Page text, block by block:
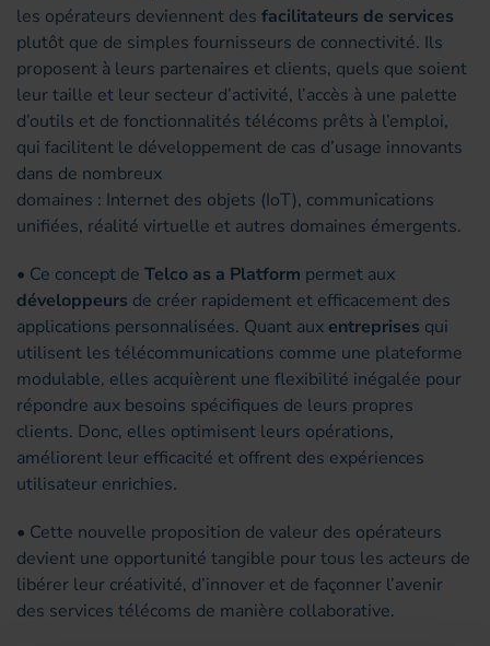
les opérateurs deviennent des facilitateurs de services
plutôt que de simples fournisseurs de connectivité. Ils
proposent à leurs partenaires et clients, quels que soient
leur taille et leur secteur d’activité, l’accès à une palette
d’outils et de fonctionnalités télécoms prêts à l’emploi,
qui facilitent le développement de cas d’usage innovants
dans de nombreux
domaines : Internet des objets (IoT), communications
unifiées, réalité virtuelle et autres domaines émergents.
• Ce concept de Telco as a Platform permet aux
développeurs de créer rapidement et efficacement des
applications personnalisées. Quant aux entreprises qui
utilisent les télécommunications comme une plateforme
modulable, elles acquièrent une flexibilité inégalée pour
répondre aux besoins spécifiques de leurs propres
clients. Donc, elles optimisent leurs opérations,
améliorent leur efficacité et offrent des expériences
utilisateur enrichies.
• Cette nouvelle proposition de valeur des opérateurs
devient une opportunité tangible pour tous les acteurs de
libérer leur créativité, d’innover et de façonner l’avenir
des services télécoms de manière collaborative.